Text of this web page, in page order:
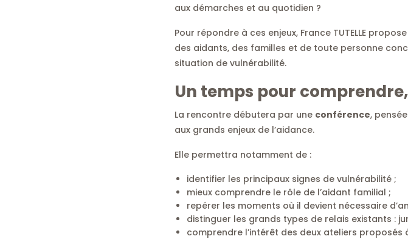
aux démarches et au quotidien ?
Pour répondre à ces enjeux, France TUTELLE
des aidants, des familles et de toute personne
situation de vulnérabilité.
Un temps pour
La rencontre débutera par une conférence,
aux grands enjeux de l’aidance.
Elle permettra notamment de :
identifier les principaux signes de vulnérabilité ;
mieux comprendre le rôle de l’aidant familial ;
repérer les moments où il devient nécessaire
distinguer les grands types de relais existants :
comprendre l’intérêt des deux ateliers